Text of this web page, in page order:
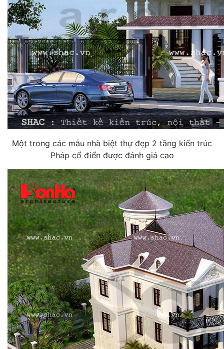
Một trong các mẫu nhà biệt thự đẹp 2 tầng kiến trúc
Pháp cổ điển được đánh giá cao